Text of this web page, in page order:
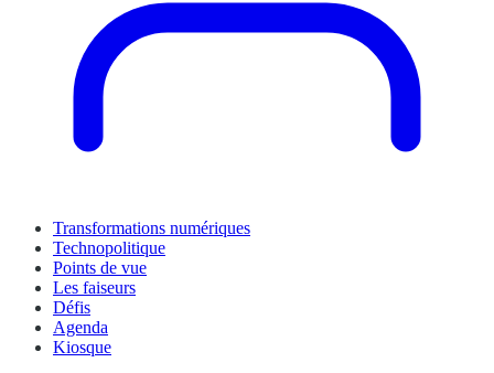
Transformations numériques
Technopolitique
Points de vue
Les faiseurs
Défis
Agenda
Kiosque